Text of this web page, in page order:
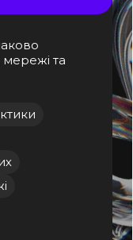
мережі та